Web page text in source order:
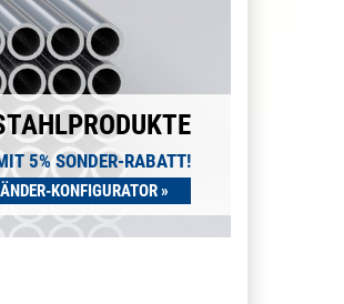
5% SONDER-RABATT!
KONFIGURATOR »